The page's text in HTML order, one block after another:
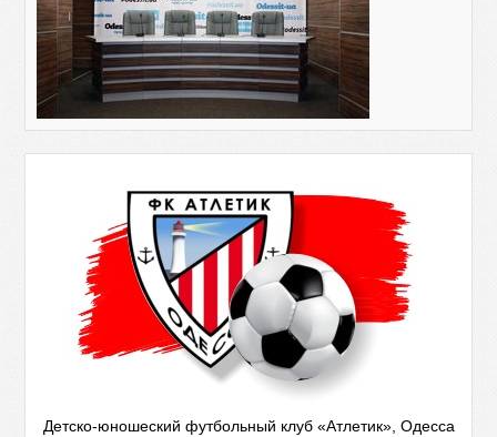
Детско-юношеский футбольный клуб «Атлетик», Одесса